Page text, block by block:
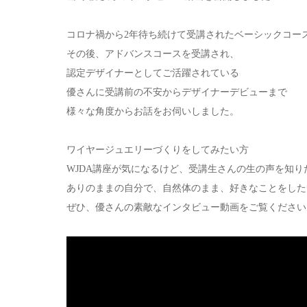
コロナ禍から2年待ち続けて受講されたベーシックコー
その後、アドバンスコースを受講され、
認定デザイナーとしてご活躍されている
優さんに受講前の不安からデザイナーデビューまで
様々な角度からお話をお伺いしました。
ワイヤージュエリーづくりをしてみたい方
WJDA講座が気になるけど、受講生さんの生の声を知り
ありのままの自分で、自然体のまま、好きなことをし
ぜひ、優さんの素敵なインタビュー動画をご覧ください